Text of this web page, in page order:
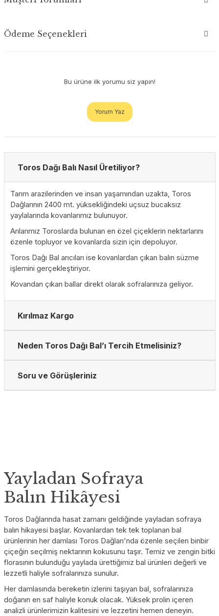
Ödeme Seçenekleri
Bu ürüne ilk yorumu siz yapın!
Yorum Yaz
Toros Dağı Balı Nasıl Üretiliyor?
Tarım arazilerinden ve insan yaşamından uzakta, Toros
Dağlarının 2400 mt. yüksekliğindeki uçsuz bucaksız
yaylalarında kovanlarımız bulunuyor.
Arılarımız Toroslarda bulunan en özel çiçeklerin nektarlarını
özenle topluyor ve kovanlarda sizin için depoluyor.
Toros Dağı Bal arıcıları ise kovanlardan çıkan balın süzme
işlemini gerçekleştiriyor.
Kovandan çıkan ballar direkt olarak sofralarınıza geliyor.
Kırılmaz Kargo
Neden Toros Dağı Bal’ı Tercih Etmelisiniz?
Soru ve Görüşleriniz
Yayladan Sofraya
Balın Hikâyesi
Toros Dağlarında hasat zamanı geldiğinde yayladan sofraya
balın hikayesi başlar. Kovanlardan tek tek toplanan bal
ürünlerinin her damlası Toros Dağları'nda özenle seçilen binbir
çiçeğin seçilmiş nektarının kokusunu taşır. Temiz ve zengin bitki
florasının bulunduğu yaylada ürettiğimiz bal ürünleri değerli ve
lezzetli haliyle sofralarınıza sunulur.
Her damlasında bereketin izlerini taşıyan bal, sofralarınıza
doğanın en saf haliyle konuk olacak. Yüksek prolin içeren
analizli ürünlerimizin kalitesini ve lezzetini hemen deneyin.